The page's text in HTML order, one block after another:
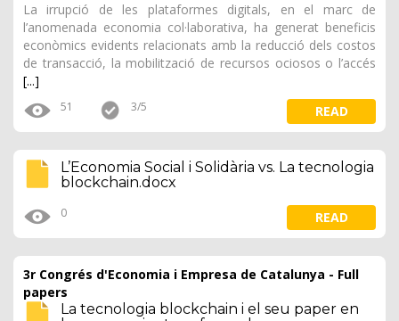
La irrupció de les plataformes digitals, en el marc de
l’anomenada economia col·laborativa, ha generat beneficis
econòmics evidents relacionats amb la reducció dels costos
de transacció, la mobilització de recursos ociosos o l’accés
[...]
51 3/5 READ
L’Economia Social i Solidària vs. La tecnologia
blockchain.docx
0 READ
3r Congrés d'Economia i Empresa de Catalunya - Full
papers
La tecnologia blockchain i el seu paper en